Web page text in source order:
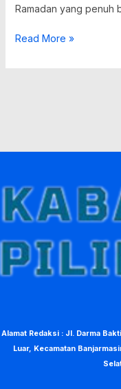
Ramadan yang penuh
Read More »
Alamat Redaksi : Jl. Darma
Luar, Kecamatan